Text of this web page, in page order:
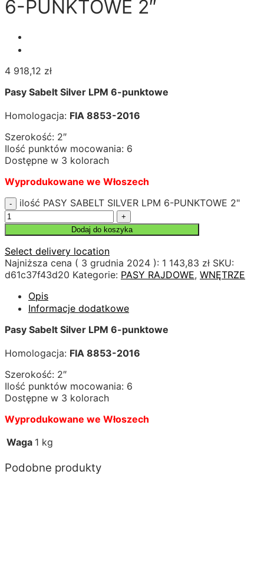
6-PUNKTOWE 2″
4 918,12 zł
Pasy Sabelt Silver LPM 6-punktowe
Homologacja: FIA 8853-2016
Szerokość: 2″
Ilość punktów mocowania: 6
Dostępne w 3 kolorach
Wyprodukowane we Włoszech
ilość PASY SABELT SILVER LPM 6-PUNKTOWE 2"
Dodaj do koszyka
Select delivery location
Najniższa cena ( 3 grudnia 2024 ): 1 143,83 zł SKU:
d61c37f43d20 Kategorie: PASY RAJDOWE, WNĘTRZE
Opis
Informacje dodatkowe
Pasy Sabelt Silver LPM 6-punktowe
Homologacja: FIA 8853-2016
Szerokość: 2″
Ilość punktów mocowania: 6
Dostępne w 3 kolorach
Wyprodukowane we Włoszech
Waga 1 kg
Podobne produkty